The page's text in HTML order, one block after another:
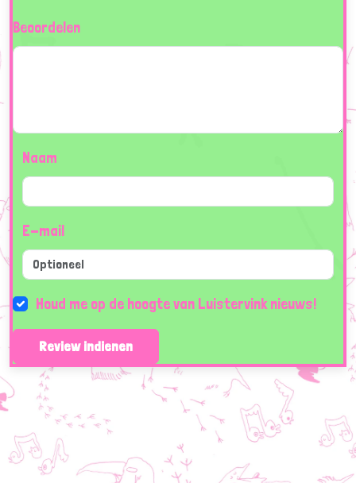
Beoordelen
Naam
E-mail
Houd me op de hoogte van Luistervink nieuws!
Review indienen